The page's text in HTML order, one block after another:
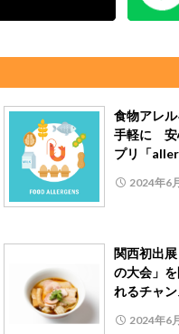
食物アレ
手軽に 安
プリ「
2024年6
関西初出
の大会」
れるチャン
2024年6